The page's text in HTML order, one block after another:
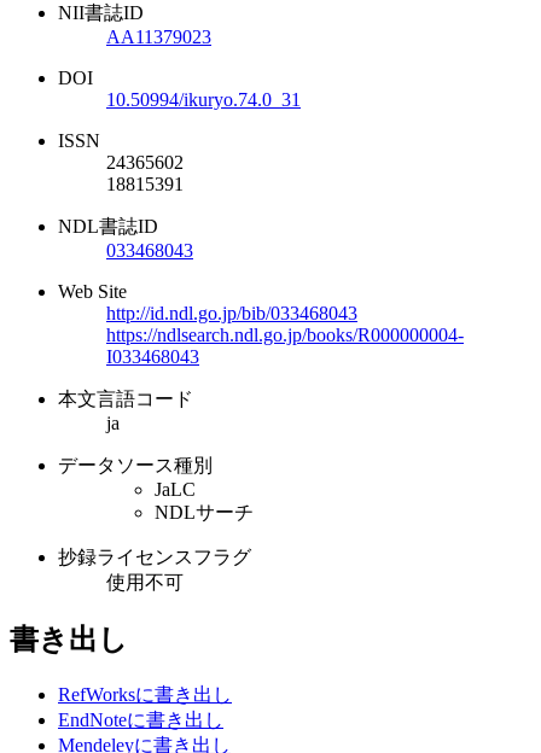
NII書誌ID
AA11379023
DOI
10.50994/ikuryo.74.0_31
ISSN
24365602
18815391
NDL書誌ID
033468043
Web Site
http://id.ndl.go.jp/bib/033468043
https://ndlsearch.ndl.go.jp/books/R000000004-
I033468043
本文言語コード
ja
データソース種別
JaLC
NDLサーチ
抄録ライセンスフラグ
使用不可
書き出し
RefWorksに書き出し
EndNoteに書き出し
Mendeleyに書き出し